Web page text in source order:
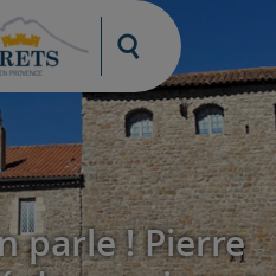
Moteur de
parle ! Pierre